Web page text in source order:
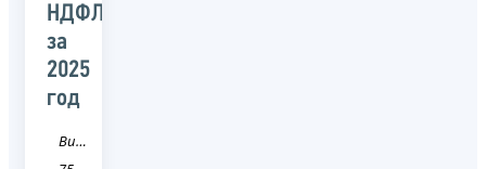
НДФЛ
за
2025
год
Видео